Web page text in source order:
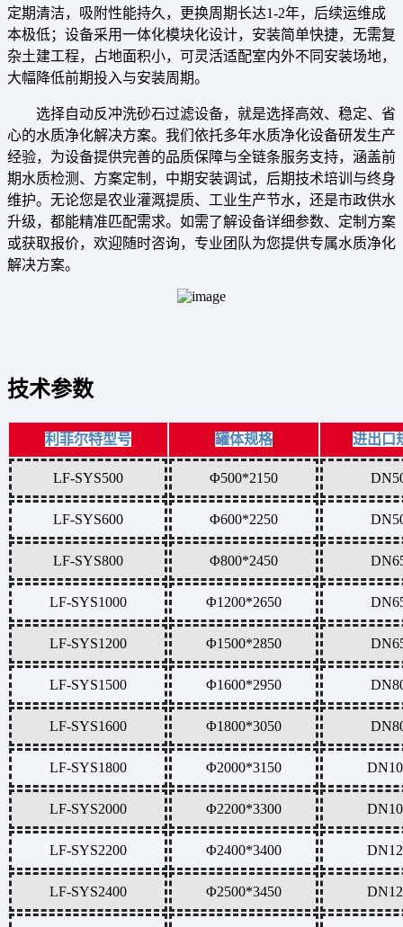
定期清洁，吸附性能持久，更换周期长达1-2年，后续运维成
本极低；设备采用一体化模块化设计，安装简单快捷，无需复
杂土建工程，占地面积小，可灵活适配室内外不同安装场地，
大幅降低前期投入与安装周期。
选择自动反冲洗砂石过滤设备，就是选择高效、稳定、省
心的水质净化解决方案。我们依托多年水质净化设备研发生产
经验，为设备提供完善的品质保障与全链条服务支持，涵盖前
期水质检测、方案定制，中期安装调试，后期技术培训与终身
维护。无论您是农业灌溉提质、工业生产节水，还是市政供水
升级，都能精准匹配需求。如需了解设备详细参数、定制方案
或获取报价，欢迎随时咨询，专业团队为您提供专属水质净化
解决方案。
技术参数
利菲尔特型号 罐体规格 进出口
LF-SYS500 Φ500*2150
LF-SYS600 Φ600*2250
LF-SYS800 Φ800*2450
LF-SYS1000 Φ1200*2650
LF-SYS1200 Φ1500*2850
LF-SYS1500 Φ1600*2950
LF-SYS1600 Φ1800*3050
LF-SYS1800 Φ2000*3150
LF-SYS2000 Φ2200*3300
LF-SYS2200 Φ2400*3400
LF-SYS2400 Φ2500*3450